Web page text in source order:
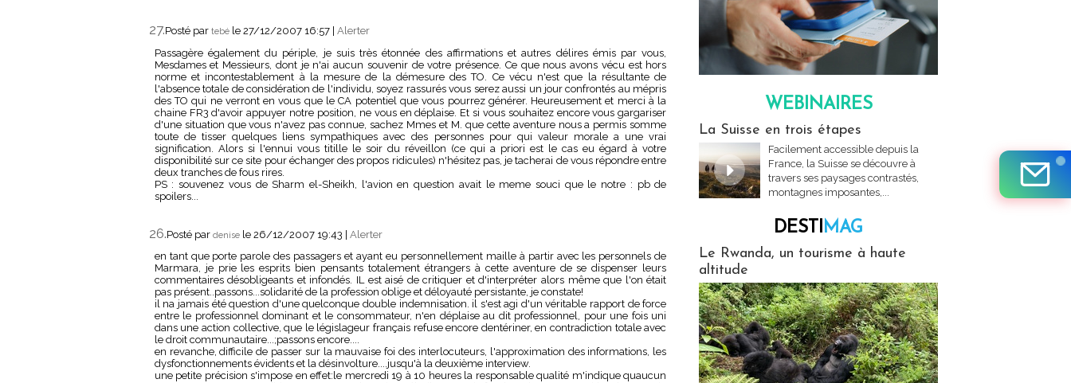
27.Posté par tebé le 27/12/2007 16:57 Alerter
Passagère également du périple, je suis très étonnée des affirmations et autres délires émis par vous,
Mesdames et Messieurs, dont je n'ai aucun souvenir de votre présence. Ce que nous avons vécu est hors
norme et incontestablement à la mesure de la démesure des TO. Ce vécu n'est que la résultante de
l'absence totale de considération de l'individu, soyez rassurés vous serez aussi un jour confrontés au mépris
des TO qui ne verront en vous que le CA potentiel que vous pourrez générer. Heureusement et merci à la
chaine FR3 d'avoir appuyer notre position, ne vous en déplaise. Et si vous souhaitez encore vous gargariser
d'une situation que vous n'avez pas connue, sachez Mmes et M. que cette aventure nous a permis somme
toute de tisser quelques liens sympathiques avec des personnes pour qui valeur morale a une vrai
signification. Alors si l'ennui vous titille le soir du réveillon (ce qui a priori est le cas eu égard à votre
disponibilité sur ce site pour échanger des propos ridicules) n'hésitez pas, je tacherai de vous répondre entre
deux tranches de fous rires.
PS : souvenez vous de Sharm el-Sheikh, l'avion en question avait le meme souci que le notre : pb de
spoilers...
26.Posté par denise le 26/12/2007 19:43 | Alerter
en tant que porte parole des passagers et ayant eu personnellement maille à partir avec les personnels de
Marmara, je prie les esprits bien pensants totalement étrangers à cette aventure de se dispenser leurs
commentaires désobligeants et infondés. IL est aisé de critiquer et d'interpréter alors même que l'on était
pas présent..passons...solidarité de la profession oblige et déloyauté persistante, je constate!
il na jamais été question d'une quelconque double indemnisation. il s'est agi d'un véritable rapport de force
entre le professionnel dominant et le consommateur, n'en déplaise au dit professionnel, pour une fois uni
dans une action collective, que le législageur français refuse encore dentériner, en contradiction totale avec
le droit communautaire...;passons encore....
en revanche, difficile de passer sur la mauvaise foi des interlocuteurs, l'approximation des informations, les
dysfonctionnements évidents et la désinvolture....jusqu'à la deuxième interview.
une petite précision s'impose en effet:le mercredi 19 à 10 heures la responsable qualité m'indique quaucun
WEBINAIRES
La Suisse en trois étapes
Facilement accessible depuis la
France, la Suisse se découvre à
travers ses paysages contrastés,
montagnes imposantes,...
DESTIMAG
Le Rwanda, un tourisme à haute
altitude